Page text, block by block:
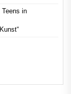
in